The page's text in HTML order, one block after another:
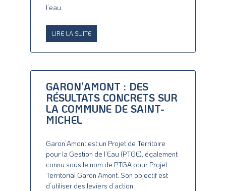
l’eau
LIRE LA SUITE
GARON’AMONT : DES
RÉSULTATS CONCRETS SUR
LA COMMUNE DE SAINT-
MICHEL
Garon’Amont est un Projet de Territoire
pour la Gestion de l’Eau (PTGE), également
connu sous le nom de PTGA pour Projet
Territorial Garon’Amont. Son objectif est
d’utiliser des leviers d’action